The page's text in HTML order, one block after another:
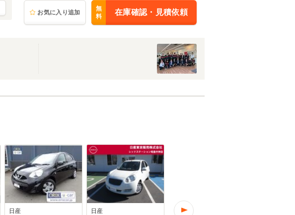
お気に入り追加
無
料
在庫確認・見積依頼
日産 日産 日産